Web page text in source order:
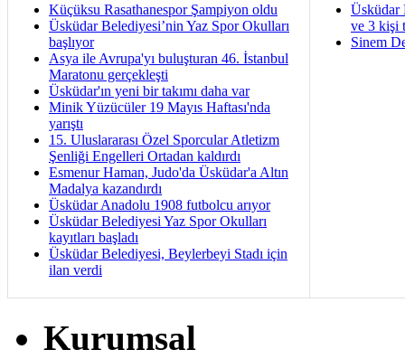
Küçüksu Rasathanespor Şampiyon oldu
Üsküdar Belediyesi’nin Yaz Spor Okulları
başlıyor
Asya ile Avrupa'yı buluşturan 46. İstanbul
Maratonu gerçekleşti
Üsküdar'ın yeni bir takımı daha var
Minik Yüzücüler 19 Mayıs Haftası'nda
yarıştı
15. Uluslararası Özel Sporcular Atletizm
Şenliği Engelleri Ortadan kaldırdı
Esmenur Haman, Judo'da Üsküdar'a Altın
Madalya kazandırdı
Üsküdar Anadolu 1908 futbolcu arıyor
Üsküdar Belediyesi Yaz Spor Okulları
kayıtları başladı
Üsküdar Belediyesi, Beylerbeyi Stadı için
ilan verdi
Üsküdar
ve 3 kişi
Sinem
Kurumsal